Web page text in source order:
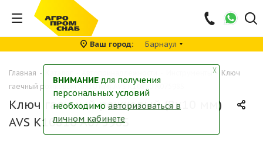
Ваш город Барнаул
Главная - - Ключ
гаечный рожковый (8х10 мм) AVS K10810 A07598S
Ключ гаечный рожковый (8х10 мм)
AVS K10810 A07598S
╳
ВНИМАНИЕ для получения
персональных условий
необходимо авторизоваться в
личном кабинете